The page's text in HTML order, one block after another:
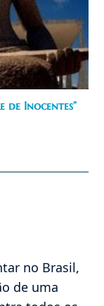
de Inocentes”
no Brasil,
de uma